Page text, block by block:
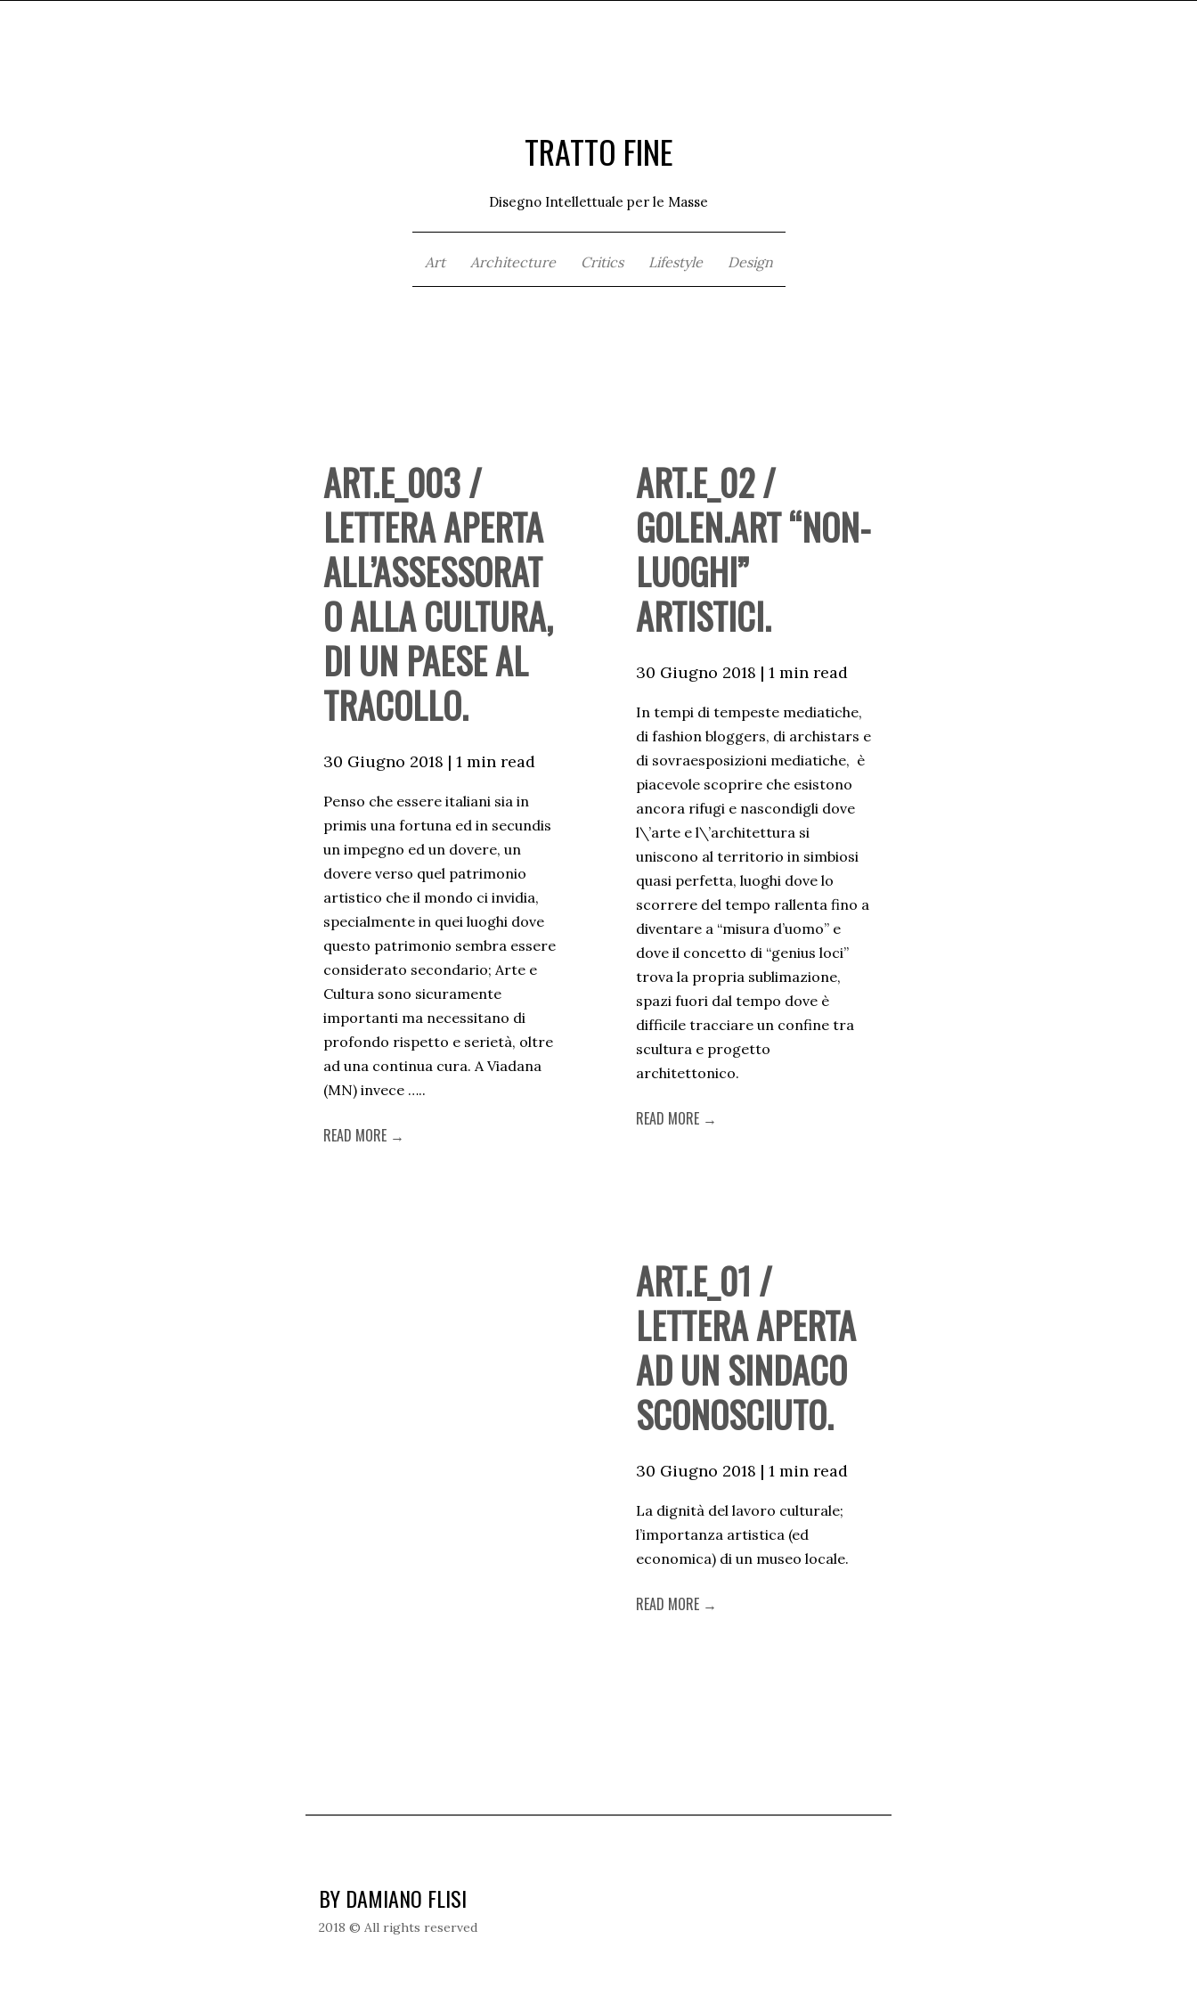
TRATTO FINE
Disegno Intellettuale per le Masse
Art Architecture Critics Lifestyle Design
ART.E_003 /
LETTERA APERTA
ALL’ASSESSORAT
O ALLA CULTURA,
DI UN PAESE AL
TRACOLLO.
30 Giugno 2018 | 1 min read
Penso che essere italiani sia in
primis una fortuna ed in secundis
un impegno ed un dovere, un
dovere verso quel patrimonio
artistico che il mondo ci invidia,
specialmente in quei luoghi dove
questo patrimonio sembra essere
considerato secondario; Arte e
Cultura sono sicuramente
importanti ma necessitano di
profondo rispetto e serietà, oltre
ad una continua cura. A Viadana
(MN) invece …..
READ MORE →
ART.E_02 /
GOLEN.ART “NON-
LUOGHI”
ARTISTICI.
30 Giugno 2018 | 1 min read
In tempi di tempeste mediatiche,
di fashion bloggers, di archistars e
di sovraesposizioni mediatiche, è
piacevole scoprire che esistono
ancora rifugi e nascondigli dove
l\’arte e l\’architettura si
uniscono al territorio in simbiosi
quasi perfetta, luoghi dove lo
scorrere del tempo rallenta fino a
diventare a “misura d’uomo” e
dove il concetto di “genius loci”
trova la propria sublimazione,
spazi fuori dal tempo dove è
difficile tracciare un confine tra
scultura e progetto
architettonico.
READ MORE →
ART.E_01 /
LETTERA APERTA
AD UN SINDACO
SCONOSCIUTO.
30 Giugno 2018 | 1 min read
La dignità del lavoro culturale;
l’importanza artistica (ed
economica) di un museo locale.
READ MORE →
BY DAMIANO FLISI
2018 © All rights reserved